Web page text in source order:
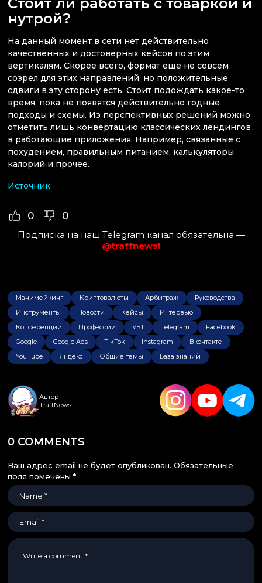
нутрой?
На данный момент в сети нет действительно
качественных и достоверных кейсов по этим
вертикалям. Скорее всего, формат еще не совсем
созрел для этих направлений, но положительные
сдвиги в эту сторону есть. Стоит подождать какое-то
время, пока не появятся действительно годные
подходы и схемы. Из перспективных решений можно
отметить лишь конвертацию классических лендингов
в работающие приложения. Например, связанные с
похудением, правильным питанием, калькуляторы
калорий и прочее.
Источник
0 0
Подписка на наш Telegram канал обязательна —
@traffnews!
Манимейкинг Криптовалюты Арбитраж
Руководства
Инструменты
Новости Кейсы
Интервью
Конференции
Профессии УБТ Telegram
Facebook
Google
Google Ads TikTok Instagram
Вконтакте
YouTube
Яндекс Общие темы База знаний
Автор
TraffNews
0 COMMENTS
Ваш адрес email не будет опубликован. Обязательные
поля помечены *